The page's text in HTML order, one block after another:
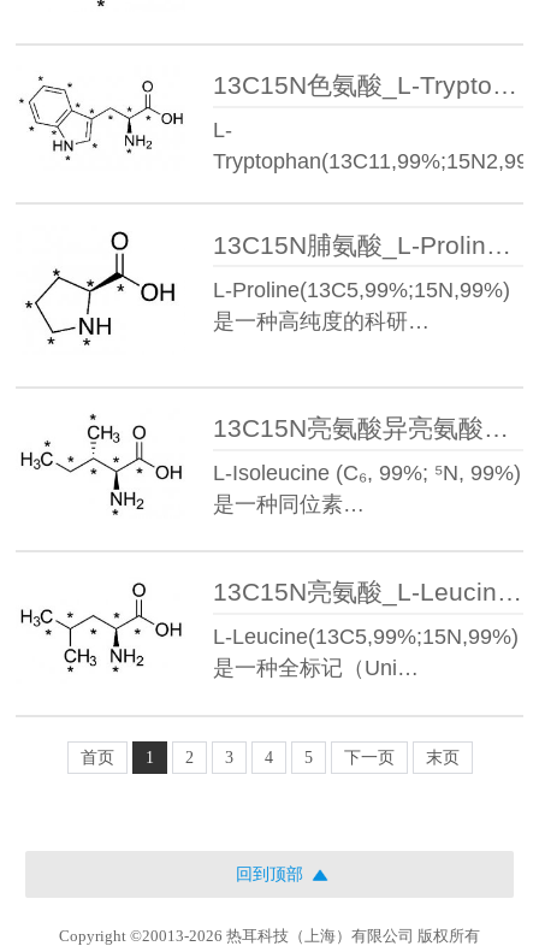
13C15N色氨酸_L-Tryptophan(13C11,99%;15N2,99%)
L-
L-Proline(13C5,99%;15N,99%)
是一种高纯度的科研…
13C15N亮氨酸异亮氨酸_L-Isoleucine(13C5,99%;15N,99%)
L-Isoleucine (C₆, 99%; ⁵N, 99%)
是一种同位素…
13C15N亮氨酸_L-Leucine(13C6,99%;15N,99%)
L-Leucine(13C5,99%;15N,99%)
是一种全标记（Uni…
首页 1 2 3 4 5 下一页 末页
回到顶部
Copyright ©20013-2026 热耳科技（上海）有限公司 版权所有